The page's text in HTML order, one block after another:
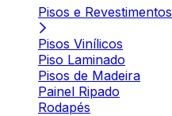
Pisos e Revestimentos
Pisos Vinílicos
Piso Laminado
Pisos de Madeira
Painel Ripado
Rodapés